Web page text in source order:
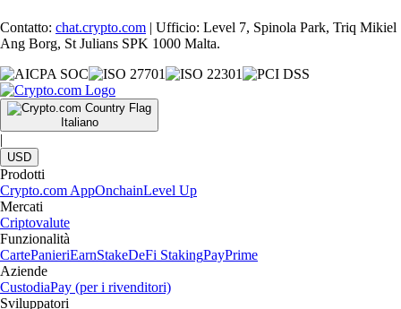
Contatto: chat.crypto.com | Ufficio: Level 7, Spinola Park, Triq Mikiel
Ang Borg, St Julians SPK 1000 Malta.
Italiano
|
USD
Prodotti
Crypto.com AppOnchainLevel Up
Mercati
Criptovalute
Funzionalità
CartePanieriEarnStakeDeFi StakingPayPrime
Aziende
CustodiaPay (per i rivenditori)
Sviluppatori